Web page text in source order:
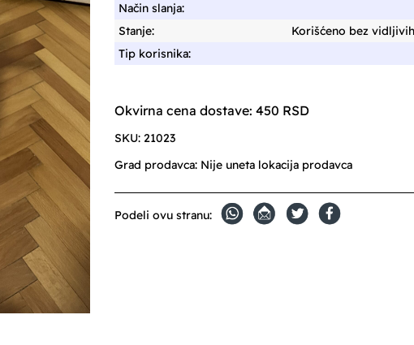
Način slanja:
Stanje:
Korišćeno bez
Tip korisnika:
Okvirna cena dostave: 450 RSD
SKU: 21023
Grad prodavca: Nije uneta lokacija prodavca
Podeli ovu stranu: